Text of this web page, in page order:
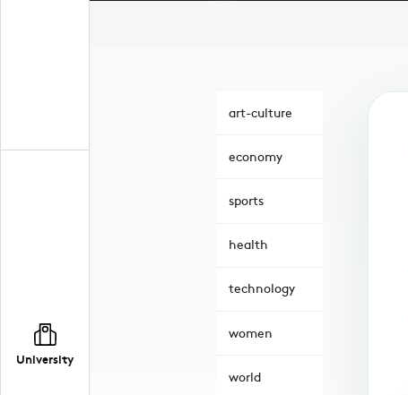
University
art-culture
economy
sports
health
technology
women
world